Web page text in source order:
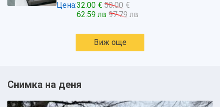
Цена:32.00 € 50.00 €
62.59 лв 97.79 лв
Виж още
Снимка на деня